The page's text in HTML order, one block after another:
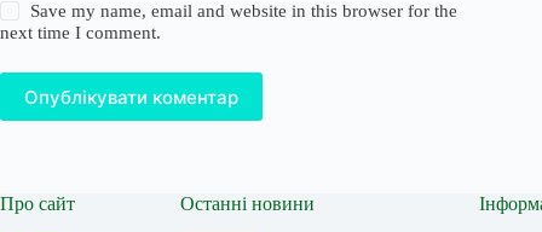
Save my name, email and website in this browser for the
next time I comment.
Опублікувати коментар
Про сайт Останні новини